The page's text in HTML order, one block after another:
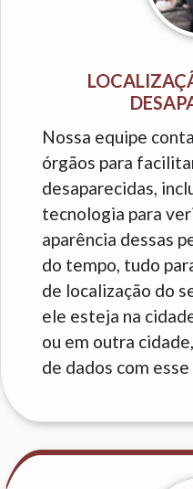
Nossa equipe
órgãos para
desaparecidas,
tecnologia para
aparência dessas
do tempo, tudo
de localização do
ele esteja na
ou em outra
de dados com